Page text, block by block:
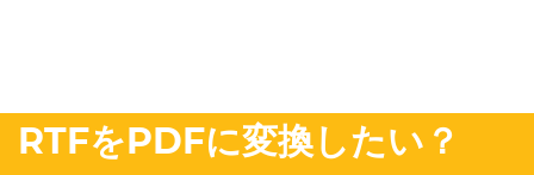
RTFをPDFに変換したい？